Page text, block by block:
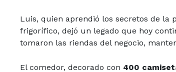
Luis, quien aprendió los secretos de la
frigorífico, dejó un legado que hoy
tomaron las riendas del negocio,
El comedor, decorado con 400